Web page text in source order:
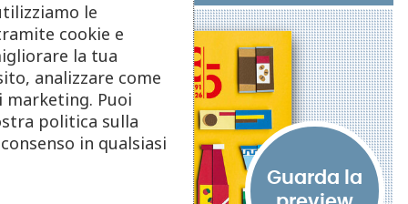
le
cookie e
la tua
analizzare come
Puoi
politica sulla
in qualsiasi